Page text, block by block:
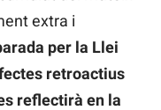
extra i
per la Llei
retroactius
reflectirà en la